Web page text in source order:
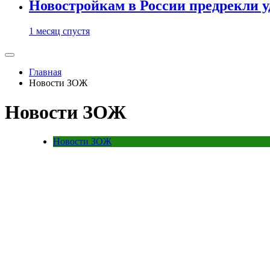
Новостройкам в России предрекли
1 месяц спустя
Главная
Новости ЗОЖ
Новости ЗОЖ
Новости ЗОЖ